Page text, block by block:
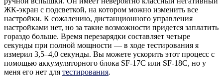
ЖК-экран с подсветкой, на котором можно изменить все
настройки. К сожалению, дистанционного управления
настройками нет, но за такие возможности придется заплатить
гораздо больше. Время перезарядки составляет четыре
секунды при полной мощности — в ходе тестирования я
измерил 3,5–4,0 секунды. Вы можете ускорить этот процесс с
помощью аккумуляторного блока SF-17C или SF-18C, но у
меня его нет для тестирования.